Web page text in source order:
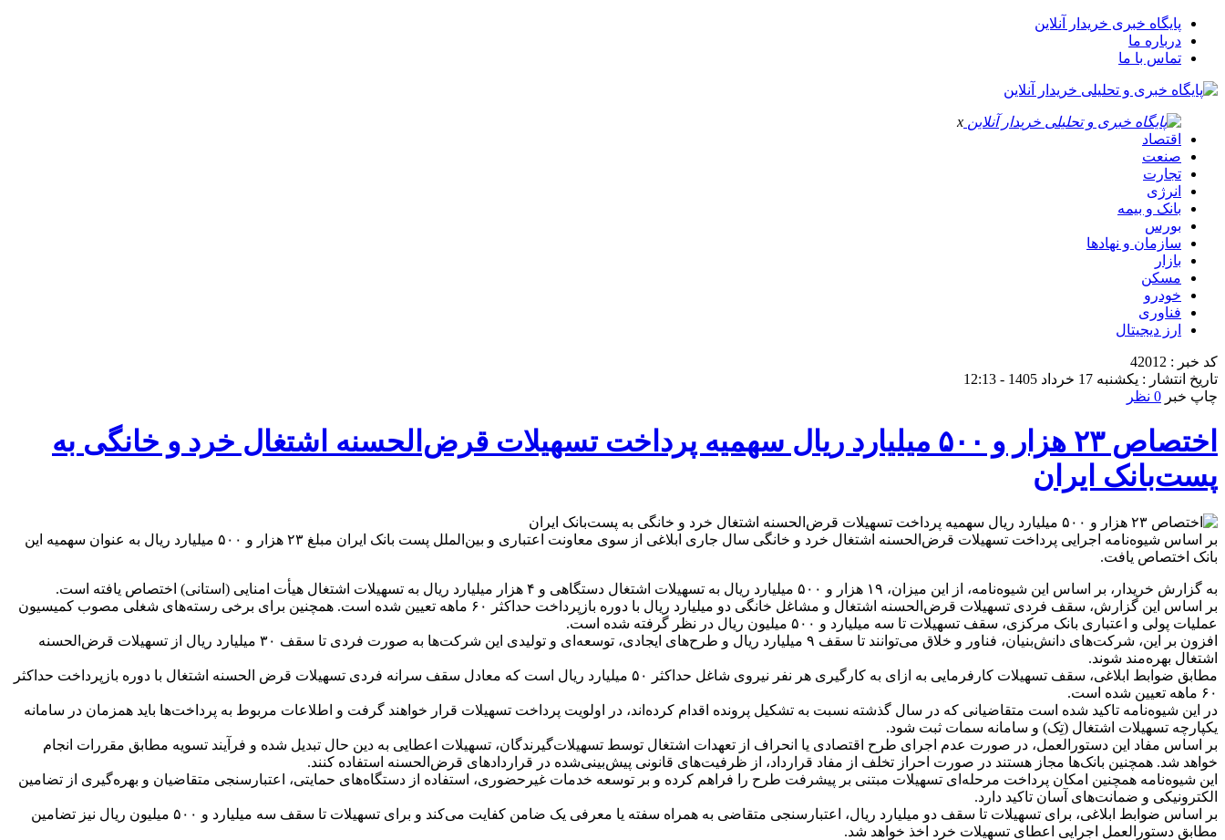
پایگاه خبری خریدار آنلاین
درباره ما
تماس با ما
x
اقتصاد
صنعت
تجارت
انرژی
بانک و بیمه
بورس
سازمان و نهادها
بازار
مسکن
خودرو
فناوری
ارز دیجیتال
کد خبر : 42012
تاریخ انتشار : یکشنبه 17 خرداد 1405 - 12:13
چاپ خبر 0 نظر
اختصاص ۲۳ هزار و ۵۰۰ میلیارد ریال سهمیه پرداخت تسهیلات قرض‌الحسنه اشتغال خرد و خانگی به
پست‌بانک ایران
بر اساس شیوه‌نامه اجرایی پرداخت تسهیلات قرض‌الحسنه اشتغال خرد و خانگی سال جاری ابلاغی از سوی معاونت اعتباری و بین‌الملل پست بانک ایران مبلغ ۲۳ هزار و ۵۰۰ میلیارد ریال به عنوان سهمیه این
بانک اختصاص یافت.
به گزارش خریدار، بر اساس این شیوه‌نامه، از این میزان، ۱۹ هزار و ۵۰۰ میلیارد ریال به تسهیلات اشتغال دستگاهی و ۴ هزار میلیارد ریال به تسهیلات اشتغال هیأت امنایی (استانی) اختصاص یافته است.
بر اساس این گزارش، سقف فردی تسهیلات قرض‌الحسنه اشتغال و مشاغل خانگی دو میلیارد ریال با دوره بازپرداخت حداکثر ۶۰ ماهه تعیین شده است. همچنین برای برخی رسته‌های شغلی مصوب کمیسیون
عملیات پولی و اعتباری بانک مرکزی، سقف تسهیلات تا سه میلیارد و ۵۰۰ میلیون ریال در نظر گرفته شده است.
افزون بر این، شرکت‌های دانش‌بنیان، فناور و خلاق می‌توانند تا سقف ۹ میلیارد ریال و طرح‌های ایجادی، توسعه‌ای و تولیدی این شرکت‌ها به صورت فردی تا سقف ۳۰ میلیارد ریال از تسهیلات قرض‌الحسنه
اشتغال بهره‌مند شوند.
مطابق ضوابط ابلاغی، سقف تسهیلات کارفرمایی به ازای به کارگیری هر نفر نیروی شاغل حداکثر ۵۰ میلیارد ریال است که معادل سقف سرانه فردی تسهیلات قرض الحسنه اشتغال با دوره بازپرداخت حداکثر
۶۰ ماهه تعیین شده است.
در این شیوه‌نامه تاکید شده است متقاضیانی که در سال گذشته نسبت به تشکیل پرونده اقدام کرده‌اند، در اولویت پرداخت تسهیلات قرار خواهند گرفت و اطلاعات مربوط به پرداخت‌ها باید همزمان در سامانه
یکپارچه تسهیلات اشتغال (تِک) و سامانه سمات ثبت شود.
بر اساس مفاد این دستورالعمل، در صورت عدم اجرای طرح اقتصادی یا انحراف از تعهدات اشتغال توسط تسهیلات‌گیرندگان، تسهیلات اعطایی به دین حال تبدیل شده و فرآیند تسویه مطابق مقررات انجام
خواهد شد. همچنین بانک‌ها مجاز هستند در صورت احراز تخلف از مفاد قرارداد، از ظرفیت‌های قانونی پیش‌بینی‌شده در قراردادهای قرض‌الحسنه استفاده کنند.
این شیوه‌نامه همچنین امکان پرداخت مرحله‌ای تسهیلات مبتنی بر پیشرفت طرح را فراهم کرده و بر توسعه خدمات غیرحضوری، استفاده از دستگاه‌های حمایتی، اعتبارسنجی متقاضیان و بهره‌گیری از تضامین
الکترونیکی و ضمانت‌های آسان تاکید دارد.
بر اساس ضوابط ابلاغی، برای تسهیلات تا سقف دو میلیارد ریال، اعتبارسنجی متقاضی به همراه سفته یا معرفی یک ضامن کفایت می‌کند و برای تسهیلات تا سقف سه میلیارد و ۵۰۰ میلیون ریال نیز تضامین
مطابق دستورالعمل اجرایی اعطای تسهیلات خرد اخذ خواهد شد.